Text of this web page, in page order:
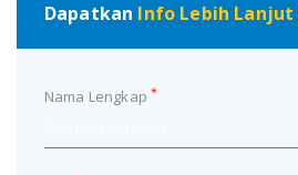
Dapatkan Info Lebih Lanjut
Nama Lengkap*